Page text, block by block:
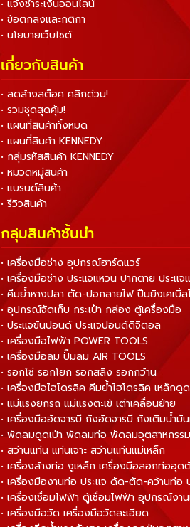
• แจ้งชำระเงินออนไลน์
• ข้อตกลงและกติกา
• นโยบายเว็บไซต์
เกี่ยวกับสินค้า
• ลดล้างสต็อค คลิกด่วน!
• รวมชุดสุดคุ้ม!
• แผนที่สินค้าทั้งหมด
• แผนที่สินค้า KENNEDY
• กลุ่มรหัสสินค้า KENNEDY
• หมวดหมู่สินค้า
• แบรนด์สินค้า
• รีวิวสินค้า
กลุ่มสินค้าชั้นนำ
• เครื่องมือช่าง อุปกรณ์ฮาร์ดแวร์
• เครื่องมือช่าง ประแจแหวน ปากตาย ประแจ
• คีมย้ำหางปลา ตัด-ปอกสายไฟ ปืนยิงเคเบิ้ล
• อุปกรณ์จัดเก็บ กระเป๋า กล่อง ตู้เครื่องมือ
• ประแจขันปอนด์ ประแจปอนด์ดิจิตอล
• เครื่องมือไฟฟ้า POWER TOOLS
• เครื่องมือลม ปั๊มลม AIR TOOLS
• รอกโซ่ รอกโยก รอกสลิง รอกกว้าน
• เครื่องมือไฮโดรลิค คีมย้ำไฮโดรลิค เหล็กดู
• แม่แรงยกรถ แม่แรงตะเข้ เต่าเคลื่อนย้าย
• เครื่องมืออัดจารบี ถังอัดจารบี ถังเติมน้ำมัน
• พัดลมดูดเป่า พัดลมท่อ พัดลมอุตสาหกรรม
• สว่านแท่น แท่นเจาะ สว่านแท่นแม่เหล็ก
• เครื่องล้างท่อ งูเหล็ก เครื่องมือลอกท่ออุด
• เครื่องมืองานท่อ ประแจ ดัด-ตัด-คว้านท่อ
• เครื่องเชื่อมไฟฟ้า ตู้เชื่อมไฟฟ้า อุปกรณ์งา
• เครื่องมือวัด เครื่องมือวัดละเอียด